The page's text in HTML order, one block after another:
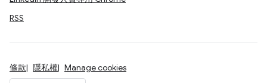
RSS
條款 隱私權 Manage cookies